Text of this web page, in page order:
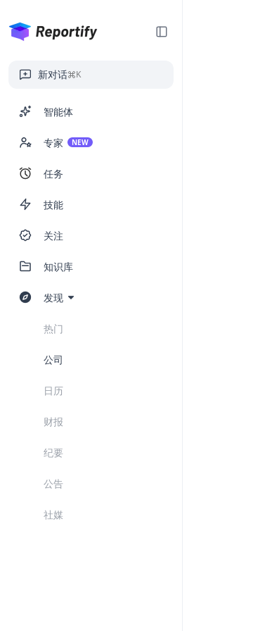
新对话 K
智能体
专家 NEW
任务
技能
关注
知识库
发现
热门
公司
日历
财报
纪要
公告
社媒